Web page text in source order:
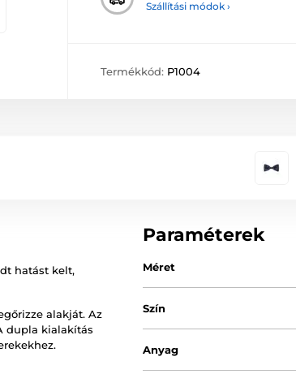
Szállítási módok ›
Termékkód: P1004
hatást kelt,
alakját. Az
dupla kialakítás
Paraméterek
Méret
Szín
Anyag